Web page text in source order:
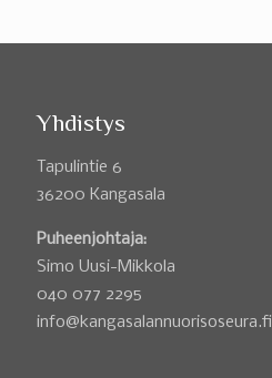
Yhdistys
Tapulintie 6
36200 Kangasala
Puheenjohtaja:
Simo Uusi-Mikkola
040 077 2295
info@kangasalannuorisoseura.fi